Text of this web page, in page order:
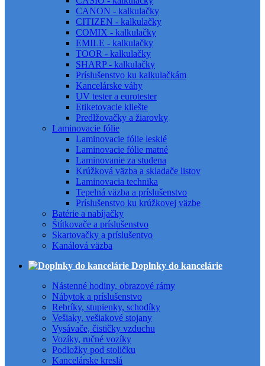
CANON - kalkulačky
CITIZEN - kalkulačky
COMIX - kalkulačky
EMILE - kalkulačky
TOOR - kalkulačky
SHARP - kalkulačky
Príslušenstvo ku kalkulačkám
Kancelárske váhy
UV tester a eurotester
Etiketovacie kliešte
Predlžovačky a žiarovky
Laminovacie fólie
Laminovacie fólie lesklé
Laminovacie fólie matné
Laminovanie za studena
Krúžková väzba a skladače listov
Laminovacia technika
Tepelná väzba a príslušenstvo
Príslušenstvo ku krúžkovej väzbe
Batérie a nabíjačky
Štítkovače a príslušenstvo
Skartovačky a príslušentvo
Kanálová väzba
Doplnky do kancelárie
Nástenné hodiny, obrazové rámy
Nábytok a príslušenstvo
Rebríky, stupienky, schodíky
Vešiaky, vešiakové stojany
Vysávače, čističky vzduchu
Vozíky, ručné vozíky
Podložky pod stoličku
Kancelárske kreslá